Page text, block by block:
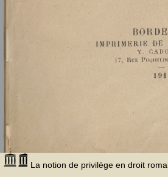
La notion de privilège en droit